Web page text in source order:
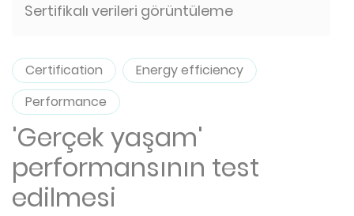
Sertifikalı verileri görüntüleme
Certification
Energy efficiency
Performance
'Gerçek yaşam'
performansının test
edilmesi